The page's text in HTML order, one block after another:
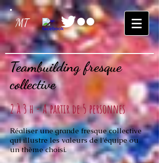
MT
Teambuilding fresque
collective
2 à 3 h - A partir de 5 personnes
Réaliser une grande fresque collective
qui illustre les valeurs de l'équipe ou
un thème choisi.